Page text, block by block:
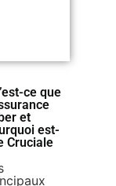
ce que
et
est-
Cruciale